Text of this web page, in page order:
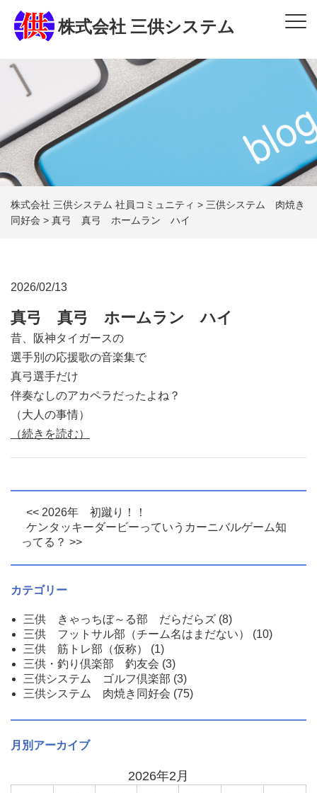
株式会社 三供システム
株式会社 三供システム 社員コミュニティ > 三供システム 肉焼き
同好会 > 真弓 真弓 ホームラン ハイ
2026/02/13
真弓 真弓 ホームラン ハイ
昔、阪神タイガースの
選手別の応援歌の音楽集で
真弓選手だけ
伴奏なしのアカペラだったよね？
（大人の事情）
（続きを読む）
<< 2026年 初蹴り！！
ケンタッキーダービーっていうカーニバルゲーム知
ってる？ >>
カテゴリー
三供 きゃっちぼ～る部 だらだらズ(8)
三供 フットサル部（チーム名はまだない）
(10)
三供 筋トレ部（仮称）
(1)
三供・釣り倶楽部 釣友会 (3)
三供システム ゴルフ倶楽部 (3)
三供システム 肉焼き同好会 (75)
月別アーカイブ
2026年2月